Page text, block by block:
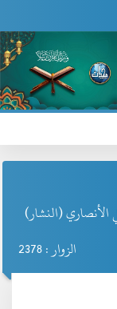
(النشار)
الزوار : 2378